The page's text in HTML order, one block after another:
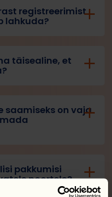
registreerimist
lahkuda?
täisealine, et
saamiseks on vaja
pakkumisi
noortele?